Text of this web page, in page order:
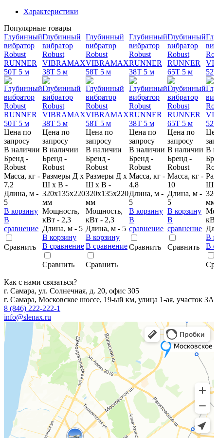
Характеристики
Популярные товары
Глубинный
вибратор
Robust
RUNNER
50Т 5 м
Цена по
запросу
В наличии
Бренд -
Robust
Масса, кг -
7,2
Длина, м -
5
В корзину
В
сравнение
Сравнить
Глубинный
вибратор
Robust
VIBRAMAX
38T 5 м
Цена по
запросу
В наличии
Бренд -
Robust
Размеры Д х
Ш х В -
320х135х220
мм
Мощность,
кВт - 2,3
Длина, м - 5
В корзину
В сравнение
Сравнить
Глубинный
вибратор
Robust
VIBRAMAX
58T 5 м
Цена по
запросу
В наличии
Бренд -
Robust
Размеры Д х
Ш х В -
320х135х220
мм
Мощность,
кВт - 2,3
Длина, м - 5
В корзину
В сравнение
Сравнить
Глубинный
вибратор
Robust
RUNNER
38T 5 м
Цена по
запросу
В наличии
Бренд -
Robust
Масса, кг -
4,8
Длина, м -
5
В корзину
В
сравнение
Сравнить
Глубинный
вибратор
Robust
RUNNER
65T 5 м
Цена по
запросу
В наличии
Бренд -
Robust
Масса, кг -
10
Длина, м -
5
В корзину
В
сравнение
Сравнить
В
Ш
мм
В
В
Как с нами связаться?
г. Самара, ул. Солнечная, д. 20, офис 305
г. Самара, Московское шоссе, 19-ый км, улица 1-ая, участок 3А
8 (846) 222-222-1
info@slenax.ru